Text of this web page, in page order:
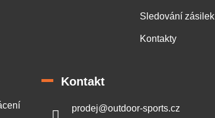
Sledování zásilek
Kontakty
Kontakt
prodej@outdoor-sports.cz